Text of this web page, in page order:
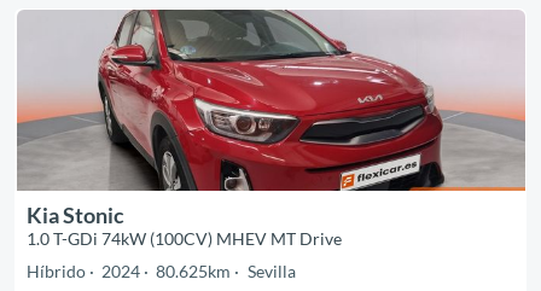
Kia Stonic
1.0 T-GDi 74kW (100CV) MHEV MT Drive
Híbrido
2024 80.625km Sevilla